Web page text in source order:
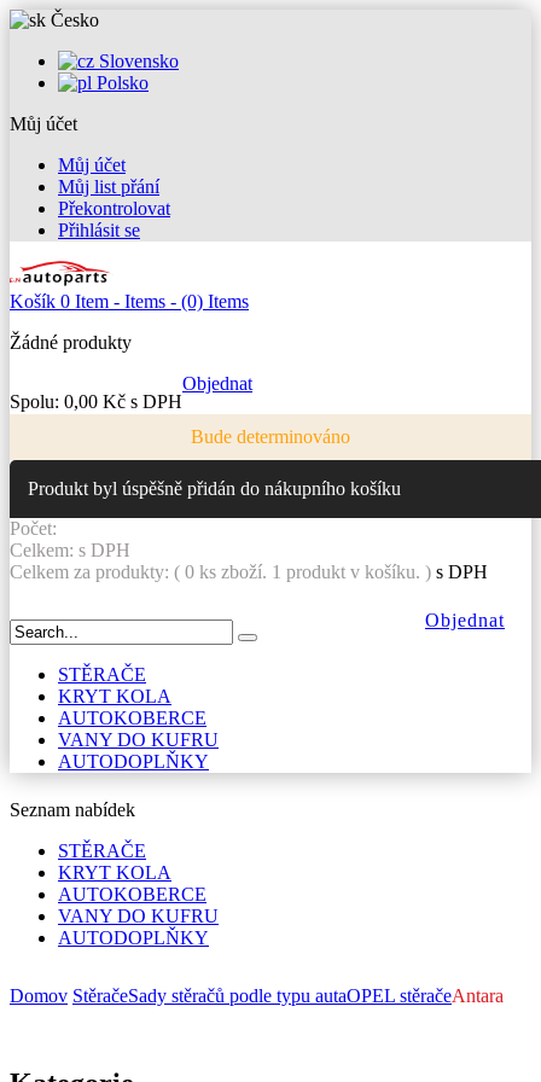
Česko
Slovensko
Polsko
Můj účet
Můj účet
Můj list přání
Překontrolovat
Přihlásit se
Košík 0 Item - Items - (0) Items
Žádné produkty
Spolu: 0,00 Kč s DPH
Objednat
Bude determinováno
Produkt byl úspěšně přidán do nákupního košíku
Počet:
Celkem: s DPH
Celkem za produkty: ( 0 ks zboží. 1 produkt v košíku. ) s DPH
Objednat
STĚRAČE
KRYT KOLA
AUTOKOBERCE
VANY DO KUFRU
AUTODOPLŇKY
Seznam nabídek
STĚRAČE
KRYT KOLA
AUTOKOBERCE
VANY DO KUFRU
AUTODOPLŇKY
Domov StěračeSady stěračů podle typu autaOPEL stěračeAntara